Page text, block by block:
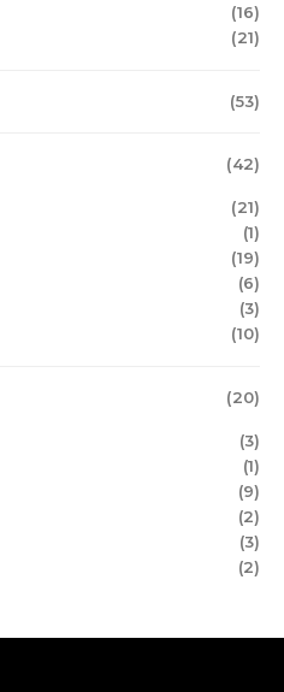
(16)
(21)
(53)
(42)
(21)
(1)
(19)
(6)
(3)
(10)
(20)
(3)
(1)
(9)
(2)
(3)
(2)